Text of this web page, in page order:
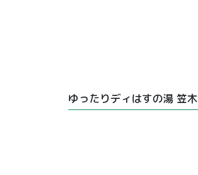
ゆったりディはすの湯 笠木